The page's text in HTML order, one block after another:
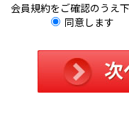
会員規約をご確認のうえ
同意します